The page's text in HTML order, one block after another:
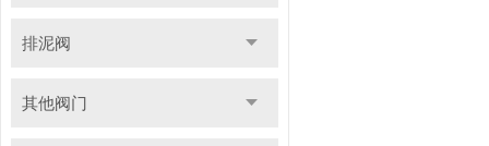
排泥阀
其他阀门